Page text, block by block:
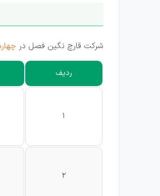
شرکت قارچ نگین فصل در
ردیف
1
2